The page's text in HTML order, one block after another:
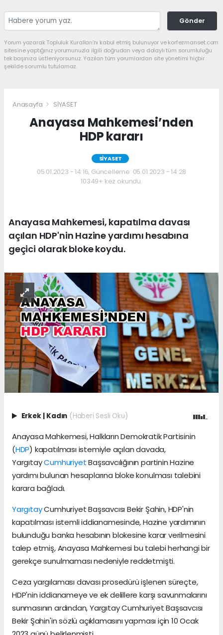
Gönder
Yorum yazarak Topluluk Kuralları’nı kabul etmiş bulunuyor ve korfezmanset.com
sitesine yaptığınız yorumunuzla ilgili doğrudan veya dolaylı tüm sorumluluğu
tek başınıza üstleniyorsunuz. Yazılan tüm yorumlardan site yönetimi hiçbir
şekilde sorumlu tutulamaz.
Anasayfa SİYASET
Anayasa Mahkemesi’nden
HDP kararı
SİYASET
05.01.2023 - 14:16, Güncelleme: 05.01.2023 - 14:28
10349+ kez okundu.
Anayasa Mahkemesi, kapatılma davası
açılan HDP'nin Hazine yardımı hesabına
geçici olarak bloke koydu.
Erkek Kadın (Haberi Sesli Oku)
Anayasa Mahkemesi, Halkların Demokratik Partisinin
(HDP) kapatılması istemiyle açılan davada,
YargıtayCumhuriyetBaşsavcılığının partinin Hazine
yardımı bulunan hesaplarına bloke konulması talebini
karara bağladı.
YargıtayCumhuriyet Başsavcısı Bekir Şahin, HDP'nin
kapatılması istemli iddianamesinde, Hazine yardımının
bulunduğu banka hesabının blokesine karar verilmesini
talep etmiş, Anayasa Mahkemesi bu talebi herhangi bir
gerekçe sunulmaması nedeniyle reddetmişti.
Ceza yargılaması davası prosedürü işlenen süreçte,
HDP'nin iddianameye ve ek delillere karşı savunmalarını
sunmasının ardından, Yargıtay Cumhuriyet Başsavcısı
Bekir Şahin'in sözlü açıklamasını yapması için 10 Ocak